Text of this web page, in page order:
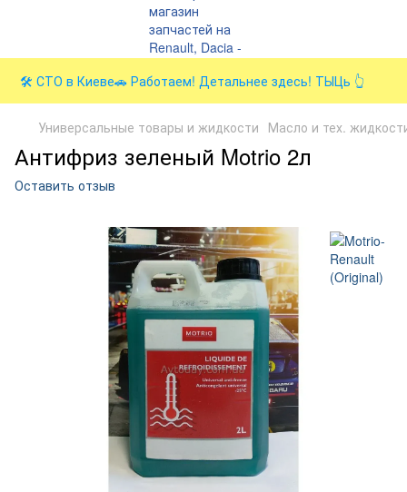
🛠️ СТО в Киеве🚗 Работаем! Детальнее здесь! ТЫЦь 👆
Универсальные товары и жидкости Масло и тех.
Антифриз зеленый Motrio 2л
Оставить отзыв